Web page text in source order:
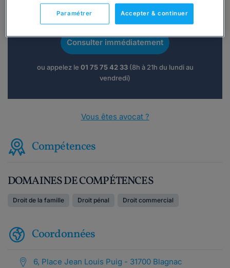
Vous souhaitez une consultation par
téléphone ?
Consulter immédiatement
ou appelez le 01 75 75 42 33(8h à 21h du lundi au
vendredi)
Vous êtes avocat ?
Compétences
DOMAINES DE COMPÉTENCES
Droit de la famille Droit pénal Droit commercial
Coordonnées
6, Place Jean Louis Puig - 31700 Blagnac
Accepter & continuer
Paramétrer